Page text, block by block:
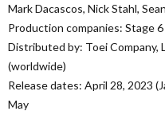
Mark Dacascos, Nick Stahl,
Production companies: Stage
Distributed by: Toei Company,
(worldwide)
Release dates: April 28, 2023
May